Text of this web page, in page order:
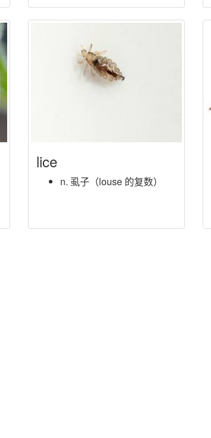
lice
n. 虱子（louse 的复数）